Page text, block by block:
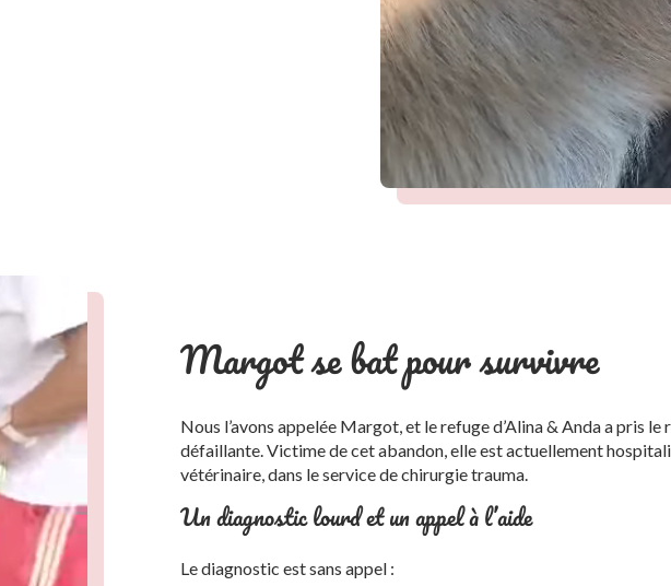
Margot se bat pour survivre
Nous l’avons appelée Margot, et le refuge d’Alina & Anda a pris le
défaillante. Victime de cet abandon, elle est actuellement
vétérinaire, dans le service de chirurgie trauma.
Un diagnostic lourd et un appel à l’aide
Le diagnostic est sans appel :